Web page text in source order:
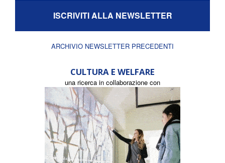
ISCRIVITI ALLA NEWSLETTER
ARCHIVIO NEWSLETTER PRECEDENTI
CULTURA E WELFARE
una ricerca in collaborazione con